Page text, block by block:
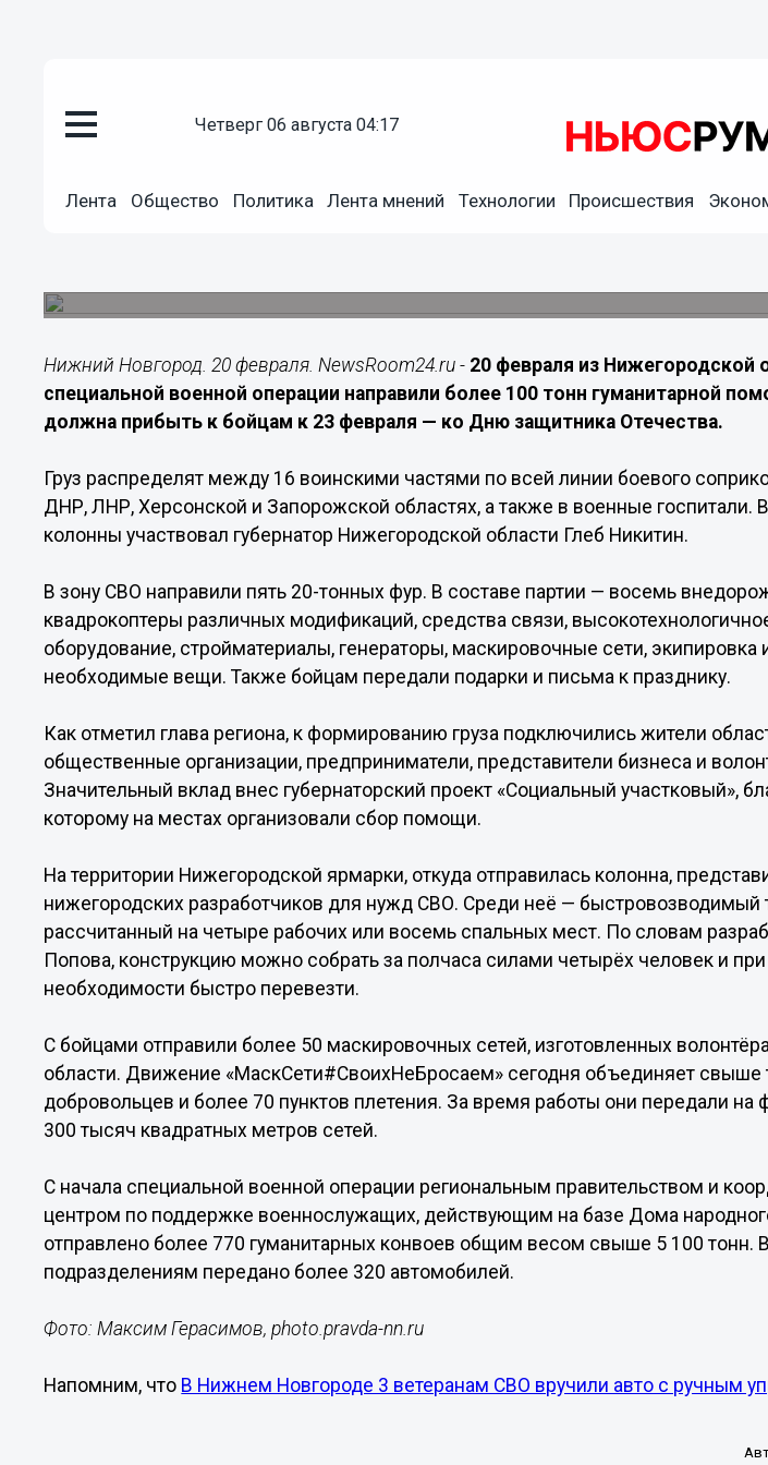
четверг 06 августа 04:17
Лента Общество Политика Лента мнений Технологии Происшествия
В Нижегородской области отправили 100 тонн
Нижний Новгород. 20 февраля. NewsRoom24.ru - 20 февраля из Нижегородской
специальной военной операции направили более 100 тонн гуманитарной
должна прибыть к бойцам к 23 февраля — ко Дню защитника Отечества.
Груз распределят между 16 воинскими частями по всей линии боевого
ДНР, ЛНР, Херсонской и Запорожской областях, а также в военные госпитали.
колонны участвовал губернатор Нижегородской области Глеб Никитин.
В зону СВО направили пять 20-тонных фур. В составе партии — восемь
квадрокоптеры различных модификаций, средства связи,
оборудование, стройматериалы, генераторы, маскировочные сети, экипировка
необходимые вещи. Также бойцам передали подарки и письма к празднику.
Как отметил глава региона, к формированию груза подключились жители
общественные организации, предприниматели, представители бизнеса и
Значительный вклад внес губернаторский проект «Социальный участковый»,
которому на местах организовали сбор помощи.
На территории Нижегородской ярмарки, откуда отправилась колонна,
нижегородских разработчиков для нужд СВО. Среди неё — быстровозводимый
рассчитанный на четыре рабочих или восемь спальных мест. По словам
Попова, конструкцию можно собрать за полчаса силами четырёх человек и при
необходимости быстро перевезти.
С бойцами отправили более 50 маскировочных сетей, изготовленных
области. Движение «МаскСети#СвоихНеБросаем» сегодня объединяет свыше
добровольцев и более 70 пунктов плетения. За время работы они передали на
300 тысяч квадратных метров сетей.
С начала специальной военной операции региональным правительством и
центром по поддержке военнослужащих, действующим на базе Дома
отправлено более 770 гуманитарных конвоев общим весом свыше 5 100 тонн.
подразделениям передано более 320 автомобилей.
Фото: Максим Герасимов, photo.pravda-nn.ru
Напомним, что В Нижнем Новгороде 3 ветеранам СВО вручили авто с ручным